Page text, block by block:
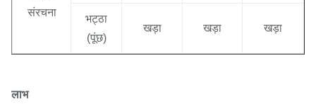
संरचना
भट्ठा
(पूंछ)
खड़ा खड़ा खड़ा
लाभ